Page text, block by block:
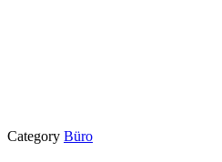
Category Büro